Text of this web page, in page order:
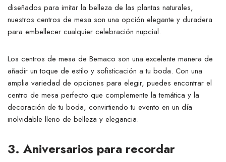
diseñados para imitar la belleza de las plantas naturales,
nuestros centros de mesa son una opción elegante y duradera
para embellecer cualquier celebración nupcial.
Los centros de mesa de Bemaco son una excelente manera de
añadir un toque de estilo y sofisticación a tu boda. Con una
amplia variedad de opciones para elegir, puedes encontrar el
centro de mesa perfecto que complemente la temática y la
decoración de tu boda, convirtiendo tu evento en un día
inolvidable lleno de belleza y elegancia.
3. Aniversarios para recordar